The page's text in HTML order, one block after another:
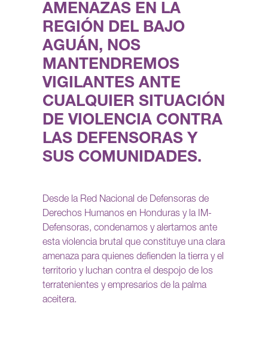
AMENAZAS EN LA
REGIÓN DEL BAJO
AGUÁN, NOS
MANTENDREMOS
VIGILANTES ANTE
CUALQUIER SITUACIÓN
DE VIOLENCIA CONTRA
LAS DEFENSORAS Y
SUS COMUNIDADES.
Desde la Red Nacional de Defensoras de
Derechos Humanos en Honduras y la IM-
Defensoras, condenamos y alertamos ante
esta violencia brutal que constituye una clara
amenaza para quienes defienden la tierra y el
territorio y luchan contra el despojo de los
terratenientes y empresarios de la palma
aceitera.